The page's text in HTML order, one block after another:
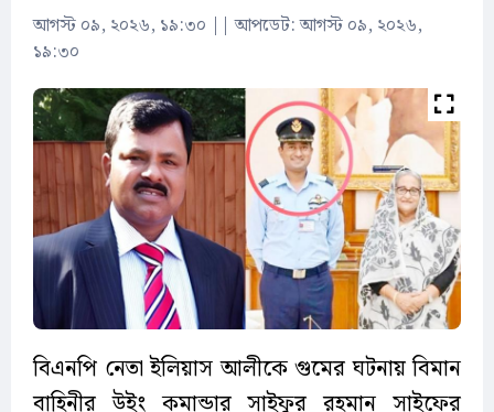
আগস্ট ০৯, ২০২৬, ১৯:৩০ ||আপডেট: আগস্ট ০৯, ২০২৬,
১৯:৩০
বিএনপি নেতা ইলিয়াস আলীকে গুমের ঘটনায় বিমান
বাহিনীর উইং কমান্ডার সাইফুর রহমান সাইফের